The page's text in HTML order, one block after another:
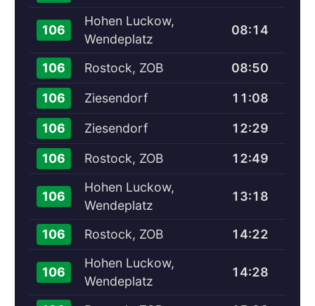
106
Hohen Luckow,
Wendeplatz
08:14
106 Rostock, ZOB 08:50
106 Ziesendorf 11:08
106 Ziesendorf 12:29
106 Rostock, ZOB 12:49
106
Hohen Luckow,
Wendeplatz
13:18
106 Rostock, ZOB 14:22
106
Hohen Luckow,
Wendeplatz
14:28